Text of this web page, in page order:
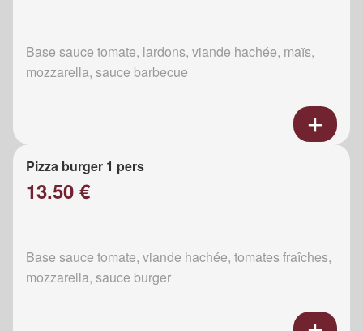
Base sauce tomate, lardons, viande hachée, maïs,
mozzarella, sauce barbecue
Pizza burger 1 pers
13.50 €
Base sauce tomate, viande hachée, tomates fraîches,
mozzarella, sauce burger